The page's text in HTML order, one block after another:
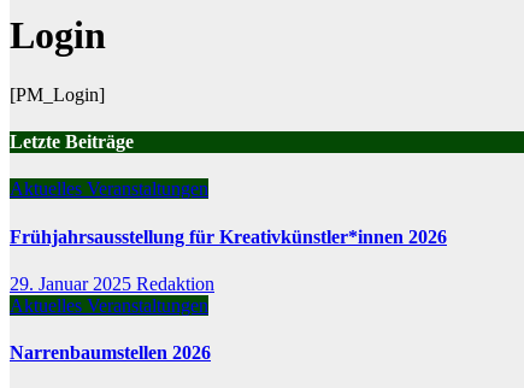
Login
[PM_Login]
Letzte Beiträge
Aktuelles Veranstaltungen
Frühjahrsausstellung für Kreativkünstler*innen 2026
29. Januar 2025 Redaktion
Aktuelles Veranstaltungen
Narrenbaumstellen 2026